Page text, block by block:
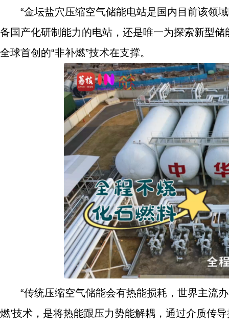
“金坛盐穴压缩空气储能电站是国内目前该领
备国产化研制能力的电站，还是唯一为探索新型
全球首创的“非补燃”技术在支撑。
“传统压缩空气储能会有热能损耗，世界主流
燃’技术，是将热能跟压力势能解耦，通过介质传